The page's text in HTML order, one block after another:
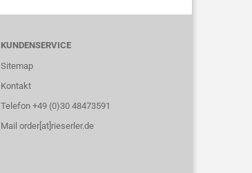
KUNDENSERVICE
Sitemap
Kontakt
Telefon +49 (0)30 48473591
Mail order[at]rieserler.de